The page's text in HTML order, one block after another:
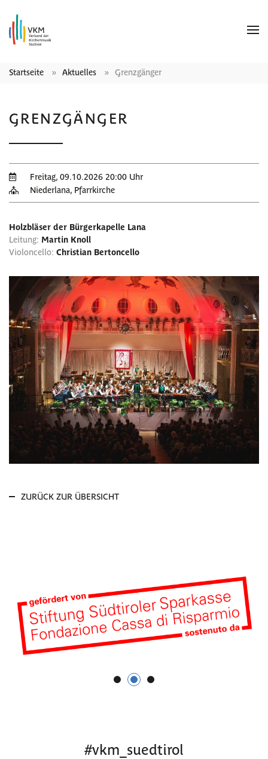
Startseite Aktuelles Grenzgänger
GRENZGÄNGER
Freitag, 09.10.2026 20:00 Uhr
Niederlana, Pfarrkirche
Holzbläser der Bürgerkapelle Lana
Leitung: Martin Knoll
Violoncello: Christian Bertoncello
ZURÜCK ZUR ÜBERSICHT
1 2 3
#vkm_suedtirol